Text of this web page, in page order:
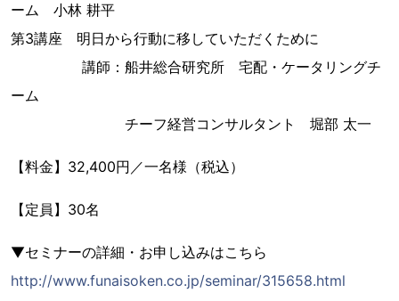
ーム 小林 耕平
第3講座 明日から行動に移していただくために
講師：船井総合研究所 宅配・ケータリングチ
ーム
チーフ経営コンサルタント 堀部 太一
【料金】32,400円／一名様（税込）
【定員】30名
▼セミナーの詳細・お申し込みはこちら
http://www.funaisoken.co.jp/seminar/315658.html